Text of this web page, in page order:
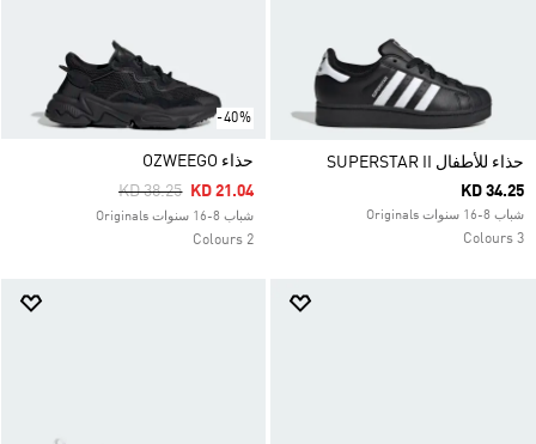
حذاء للأطفال SUPERSTAR II
KD 34.25
شباب 8-16 سنوات Originals
3 Colours
-40%
حذاء OZWEEGO
Price Reduced From
KD 38.25ToKD 21.04
شباب 8-16 سنوات Originals
2 Colours